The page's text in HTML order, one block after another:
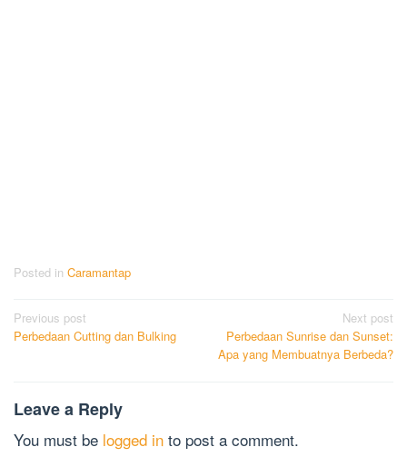
Posted in Caramantap
Post
navigation
Previous post
Perbedaan Cutting dan Bulking
Next post
Perbedaan Sunrise dan Sunset:
Apa yang Membuatnya Berbeda?
Leave a Reply
You must be logged in to post a comment.